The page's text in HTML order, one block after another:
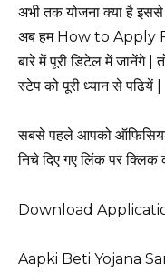
अभी तक योजना क्या है इससे
अब हम How to Apply
बारे में पूरी डिटेल में जानेंगे |
स्टेप को पूरी ध्यान से पढियें |
सबसे पहले आपको ऑफिसियल
निचे दिए गए लिंक पर
Download
Aapki Beti Yojana